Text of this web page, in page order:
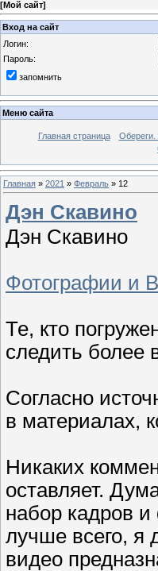
[Мой сайт]
Вход на сайт
Логин:
Пароль:
запомнить
Меню сайта
Главная страница Обереги.
Главная » 2021 » Февраль » 12
Дэн Скавино
Дэн Скавино
Фотографии и
Те, кто
следить более
Согласно
в материалах,
Никаких
оставляет.
набор кадров
лучше всего, я
видео